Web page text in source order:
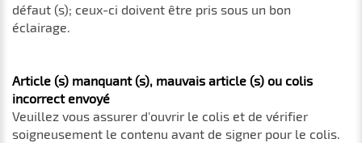
défaut (s); ceux-ci doivent être pris sous un bon
éclairage.
Article (s) manquant (s), mauvais article (s) ou colis
incorrect envoyé
Veuillez vous assurer d'ouvrir le colis et de vérifier
soigneusement le contenu avant de signer pour le colis.